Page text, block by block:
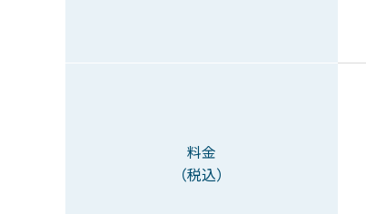
料金
（税込）